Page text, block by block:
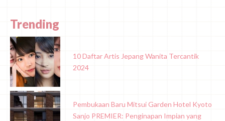
Trending
10 Daftar Artis Jepang Wanita Tercantik
2024
Pembukaan Baru Mitsui Garden Hotel Kyoto
Sanjo PREMIER: Penginapan Impian yang